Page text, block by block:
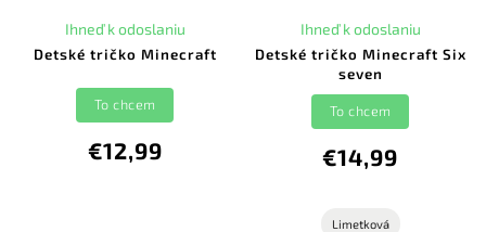
Detské tričko Minecraft
Ihneď k odoslaniu
€12,99
To chcem
Detské tričko Minecraft Six
seven
Ihneď k odoslaniu
€14,99
To chcem
Limetková